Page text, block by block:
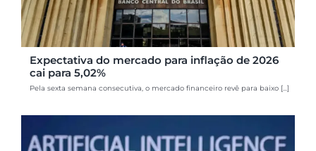
Expectativa do mercado para inflação de 2026
cai para 5,02%
Pela sexta semana consecutiva, o mercado financeiro revê para baixo [...]